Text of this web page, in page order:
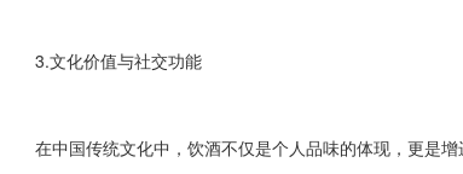
3.文化价值与社交功能
在中国传统文化中，饮酒不仅是个人品味的体现，更是增